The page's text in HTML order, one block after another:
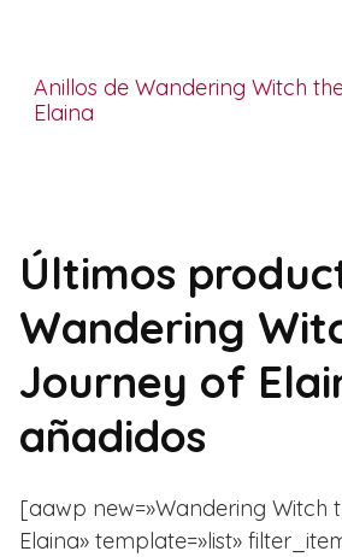
Anillos de Wandering Witch
Elaina
Últimos
Wandering
Journey of
añadidos
[aawp new=»Wandering Witch
Elaina» template=»list»